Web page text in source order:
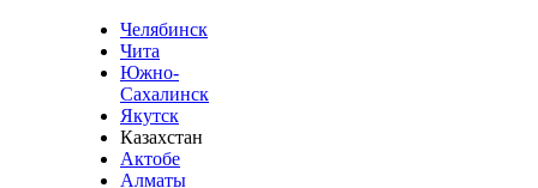
Челябинск
Чита
Южно-
Сахалинск
Якутск
Казахстан
Актобе
Алматы